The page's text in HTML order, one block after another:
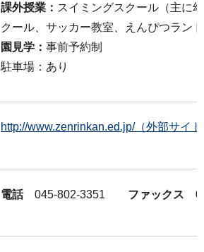
課外授業： スイミングスクール（主に
クール、サッカー教室、えんぴつラン
園見学： 事前予約制
駐車場：あり
http://www.zenrinkan.ed.jp/（外部サイ
電話045-802-3351 ファックス